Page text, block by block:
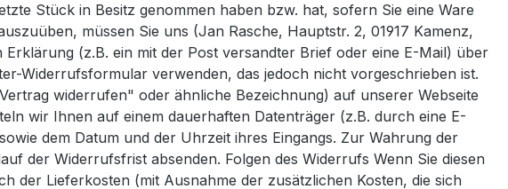
Stück in Besitz genommen haben bzw. hat, sofern Sie eine Ware
müssen Sie uns (Jan Rasche, Hauptstr. 2, 01917 Kamenz,
(z.B. ein mit der Post versandter Brief oder eine E-Mail) über
Widerrufsformular verwenden, das jedoch nicht vorgeschrieben ist.
widerrufen" oder ähnliche Bezeichnung) auf unserer Webseite
wir Ihnen auf einem dauerhaften Datenträger (z.B. durch eine E-
dem Datum und der Uhrzeit ihres Eingangs. Zur Wahrung der
der Widerrufsfrist absenden. Folgen des Widerrufs Wenn Sie diesen
der Lieferkosten (mit Ausnahme der zusätzlichen Kosten, die sich